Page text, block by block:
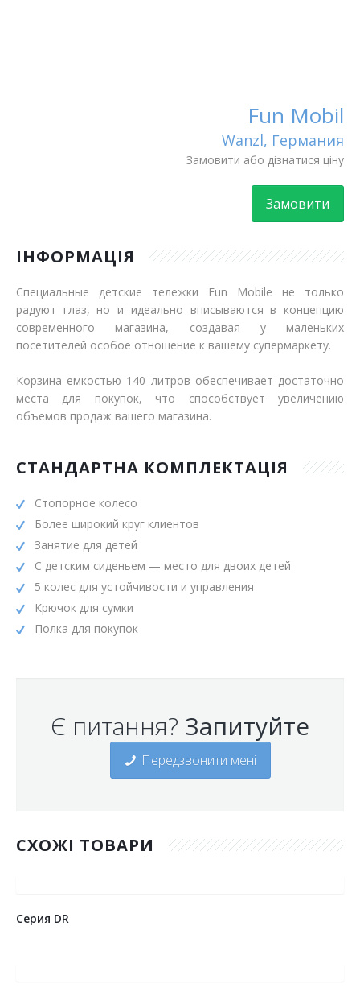
Fun Mobil
Wanzl, Германия
Замовити або дізнатися ціну
Замовити
ІНФОРМАЦІЯ
Специальные детские тележки Fun Mobile не только
радуют глаз, но и идеально вписываются в концепцию
современного магазина, создавая у маленьких
посетителей особое отношение к вашему супермаркету.
Корзина емкостью 140 литров обеспечивает достаточно
места для покупок, что способствует увеличению
объемов продаж вашего магазина.
СТАНДАРТНА КОМПЛЕКТАЦІЯ
Стопорное колесо
Более широкий круг клиентов
Занятие для детей
С детским сиденьем — место для двоих детей
5 колес для устойчивости и управления
Крючок для сумки
Полка для покупок
Є питання? Запитуйте
Передзвонити мені
СХОЖІ ТОВАРИ
Серия DR